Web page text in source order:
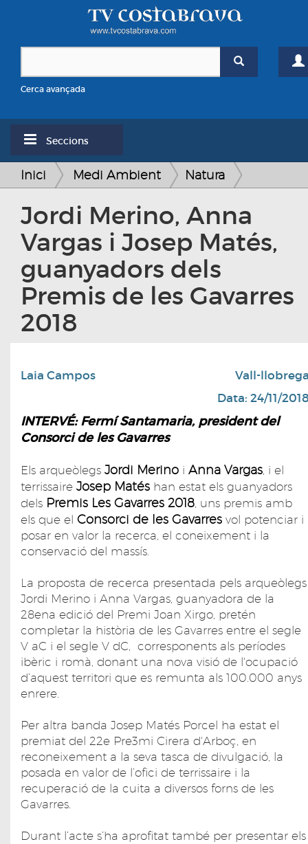
Cerca avançada
Seccions
Inici Medi Ambient Natura
Jordi Merino, Anna
Vargas i Josep Matés,
guanyadors dels
Premis de les Gavarres
2018
Laia Campos
Vall-
Data: 24/11/
INTERVÉ: Fermí Santamaria, president del
Consorci de les Gavarres
Els arqueòlegs Jordi Merino i Anna Vargas, i el
terrissaire Josep Matés han estat els guanyadors
dels Premis Les Gavarres 2018, uns premis amb
els que el Consorci de les Gavarres vol potenciar i
posar en valor la recerca, el coneixement i la
conservació del massís.
La proposta de recerca presentada pels arqueòlegs
Jordi Merino i Anna Vargas, guanyadora de la
28ena edició del Premi Joan Xirgo, pretén
completar la història de les Gavarres entre el segle
V aC i el segle V dC, corresponents als períodes
ibèric i romà, donant una nova visió de l'ocupació
d’aquest territori que es remunta als 100.000 anys
enrere.
Per altra banda Josep Matés Porcel ha estat el
premiat del 22e Pre3mi Cirera d'Arboç, en
reconeixement a la seva tasca de divulgació, la
posada en valor de l’ofici de terrissaire i la
recuperació de la cuita a diversos forns de les
Gavarres.
Durant l’acte s’ha aprofitat també per presentar els